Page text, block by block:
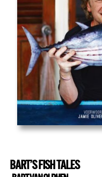
BART’S FISH TALES